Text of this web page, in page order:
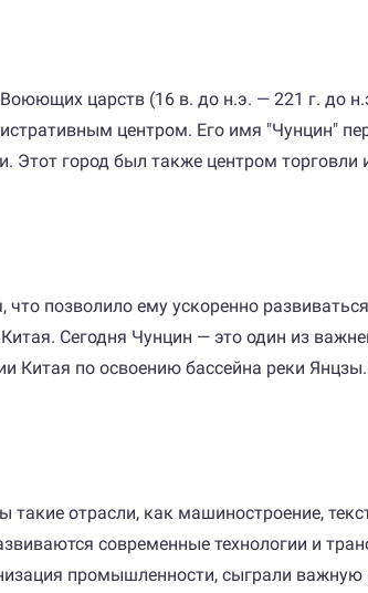
царств (16 в. до н.э. — 221 г. до
центром. Его имя "Чунцин"
город был также центром
позволило ему ускоренно
Сегодня Чунцин — это один из
Китая по освоению бассейна реки
отрасли, как машиностроение,
современные технологии и
промышленности, сыграли важную